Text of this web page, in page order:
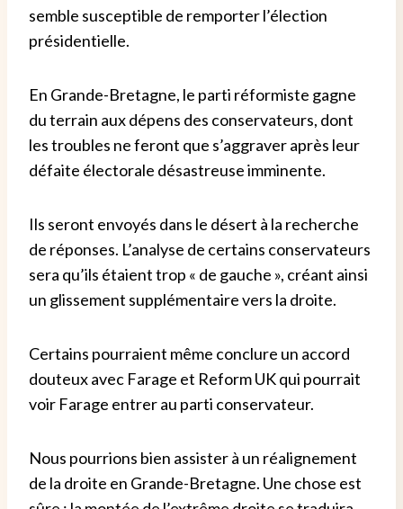
semble susceptible de remporter l’élection
présidentielle.
En Grande-Bretagne, le parti réformiste gagne
du terrain aux dépens des conservateurs, dont
les troubles ne feront que s’aggraver après leur
défaite électorale désastreuse imminente.
Ils seront envoyés dans le désert à la recherche
de réponses. L’analyse de certains conservateurs
sera qu’ils étaient trop « de gauche », créant ainsi
un glissement supplémentaire vers la droite.
Certains pourraient même conclure un accord
douteux avec Farage et Reform UK qui pourrait
voir Farage entrer au parti conservateur.
Nous pourrions bien assister à un réalignement
de la droite en Grande-Bretagne. Une chose est